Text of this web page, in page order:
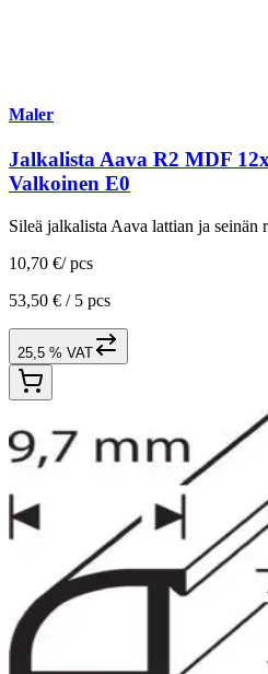
Maler
Jalkalista Aava R2 MDF
Valkoinen E0
Sileä jalkalista Aava lattian ja seinän
10,70 €/ pcs
53,50 € / 5 pcs
25,5 % VAT